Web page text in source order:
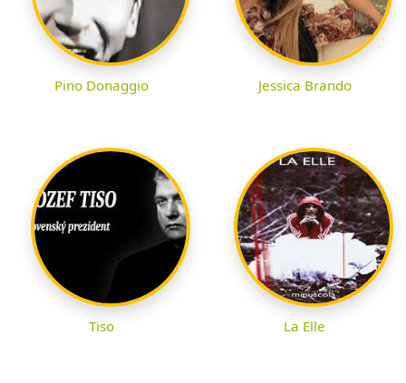
Pino Donaggio Jessica Brando
Tiso La Elle